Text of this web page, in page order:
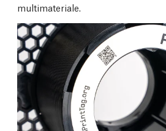
multimateriale.